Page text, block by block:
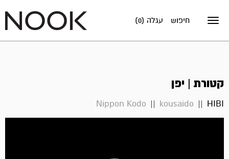
Toggle
עגלה (0) חיפוש
קטורת | יפן
HIBI
kousaido
Nippon Kodo